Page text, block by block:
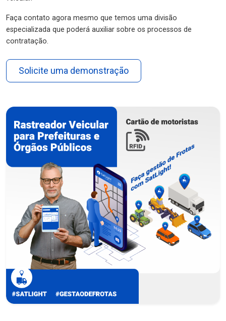
Faça contato agora mesmo que temos uma divisão
especializada que poderá auxiliar sobre os processos de
contratação.
Solicite uma demonstração